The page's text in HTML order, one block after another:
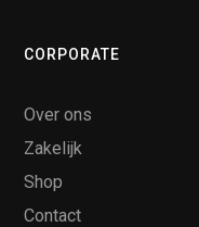
CORPORATE
Over ons
Zakelijk
Shop
Contact